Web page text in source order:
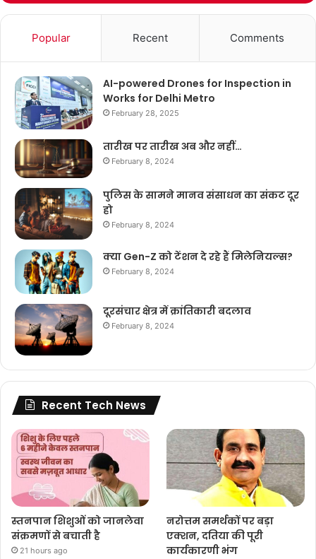
Popular Recent Comments
AI-powered Drones for Inspection in
Works for Delhi Metro
February 28, 2025
तारीख पर तारीख अब और नहीं…
February 8, 2024
पुलिस के सामने मानव संसाधन का संकट दूर
हो
February 8, 2024
क्या Gen-Z को टेंशन दे रहे हैं मिलेनियल्स?
February 8, 2024
दूरसंचार क्षेत्र में क्रांतिकारी बदलाव
February 8, 2024
Recent Tech News
स्तनपान शिशुओं को जानलेवा
संक्रमणों से बचाती है
21 hours ago
नरोत्तम समर्थकों पर बड़ा
एक्शन, दतिया की पूरी
कार्यकारणी भंग